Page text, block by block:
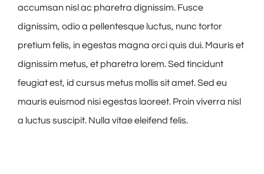
accumsan nisl ac pharetra dignissim. Fusce
dignissim, odio a pellentesque luctus, nunc tortor
pretium felis, in egestas magna orci quis dui. Mauris et
dignissim metus, et pharetra lorem. Sed tincidunt
feugiat est, id cursus metus mollis sit amet. Sed eu
mauris euismod nisi egestas laoreet. Proin viverra nisl
a luctus suscipit. Nulla vitae eleifend felis.